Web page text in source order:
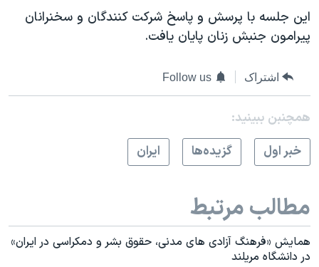
این جلسه با پرسش و پاسخ شرکت کنندگان و سخنرانان
پیرامون جنبش زنان پایان یافت.
اشتراک Follow us
همچنبن ببینید:
خبر اول
گزيده‌ها ايران
مطالب مرتبط
همایش «فرهنگ آزادی های مدنی، حقوق بشر و دمکراسی در ایران»
در دانشگاه مریلند